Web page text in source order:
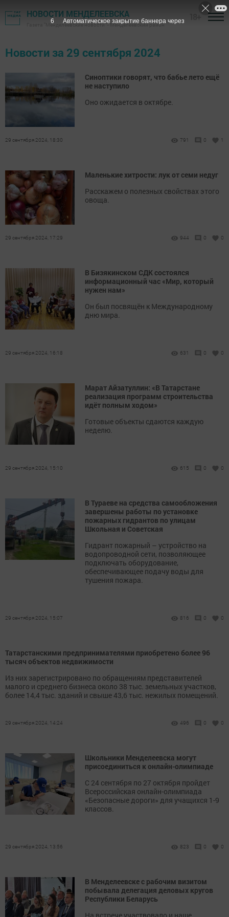
НОВОСТИ МЕНДЕЛЕЕВСКА
Газета "Менделеевские новости" - Менделеевский район
Новости за 29 сентября 2024
Синоптики говорят, что бабье лето ещё
не наступило
Оно ожидается в октябре.
29 сентября 2024, 18:30 791 0 1
Маленькие хитрости: лук от семи недуг
Расскажем о полезных свойствах этого
овоща.
29 сентября 2024, 17:29 944 0 0
В Бизякинском СДК состоялся
информационный час «Мир, который
нужен нам»
Он был посвящён к Международному
дню мира.
29 сентября 2024, 16:18 631 0 0
Марат Айзатуллин: «В Татарстане
реализация программ строительства
идёт полным ходом»
Готовые объекты сдаются каждую
неделю.
29 сентября 2024, 15:10 615 0 0
В Тураеве на средства самообложения
завершены работы по установке
пожарных гидрантов по улицам
Школьная и Советская
Гидрант пожарный – устройство на
водопроводной сети, позволяющее
подключать оборудование,
обеспечивающее подачу воды для
тушения пожара.
29 сентября 2024, 15:07 816 0 0
Татарстанскими предпринимателями приобретено более 96
тысяч объектов недвижимости
Из них зарегистрировано по обращениям представителей
малого и среднего бизнеса около 38 тыс. земельных участков,
более 14,4 тыс. зданий и свыше 43,6 тыс. нежилых помещений.
29 сентября 2024, 14:24 496 0 0
Школьники Менделеевска могут
присоединиться к онлайн-олимпиаде
С 24 сентября по 27 октября пройдет
Всероссийская онлайн-олимпиада
«Безопасные дороги» для учащихся 1-9
классов.
29 сентября 2024, 13:56 823 0 0
В Менделеевске с рабочим визитом
побывала делегация деловых кругов
Республики Беларусь
5 Автоматическое закрытие баннера через